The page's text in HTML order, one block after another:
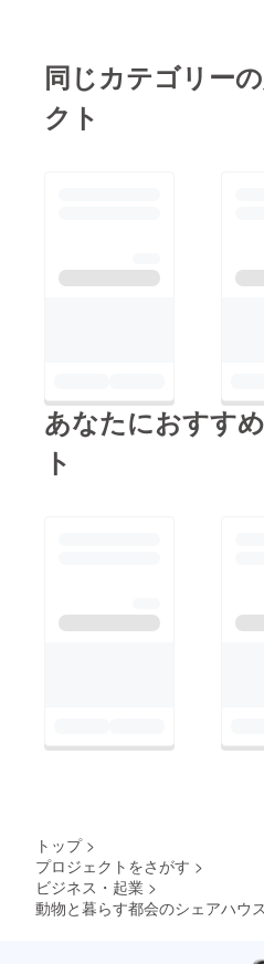
同じカテゴリー
クト
あなたにおすす
ト
トップ >
プロジェクトをさがす >
ビジネス・起業 >
動物と暮らす都会のシェアハウス